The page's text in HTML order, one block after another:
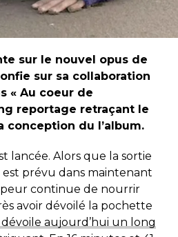
sur le nouvel opus de
sur sa collaboration
« Au coeur de
reportage retraçant le
conception du l’album.
lancée. Alors que la sortie
prévu dans maintenant
continue de nourrir
avoir dévoilé la pochette
aujourd’hui un long